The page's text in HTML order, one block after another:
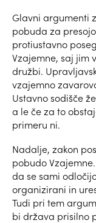
Glavni argumenti
pobuda za
protiustavno
Vzajemne, saj jim
družbi.
vzajemno
Ustavno sodišče
a le če za to
primeru ni.
Nadalje, zakon
pobudo
da se sami
organizirani in
Tudi pri tem
bi država prisilno